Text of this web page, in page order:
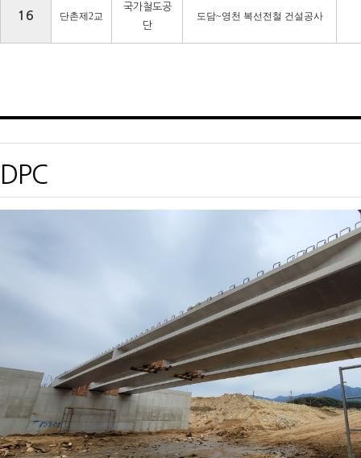
16 단촌제 2교
국가철도공
단
도담~영천 복선전철 건설공사
DPC